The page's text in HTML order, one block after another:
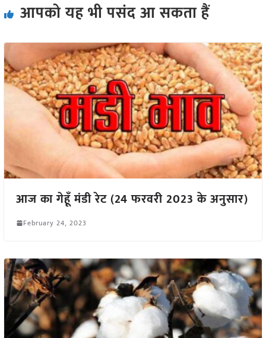
आपको यह भी पसंद आ सकता हैं
आज का गेहूँ मंडी रेट (24 फरवरी 2023 के अनुसार)
February 24, 2023